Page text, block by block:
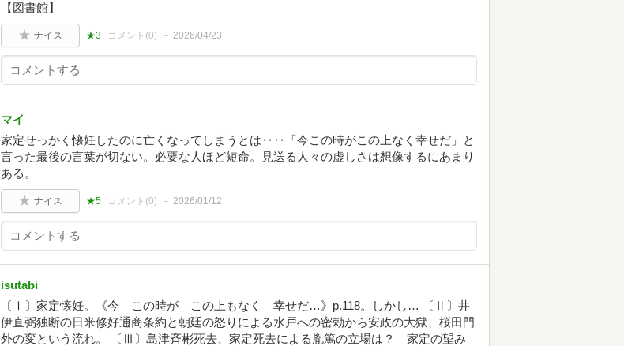
【図書館】
ナイス ★3 コメント(0) 2026/04/23
マイ
家定せっかく懐妊したのに亡くなってしまうとは‥‥「今この時がこの上なく幸せだ」と
言った最後の言葉が切ない。必要な人ほど短命。見送る人々の虚しさは想像するにあまり
ある。
ナイス ★5 コメント(0) 2026/01/12
isutabi
〔Ⅰ〕家定懐妊。《今 この時が この上もなく 幸せだ…》p.118。しかし… 〔Ⅱ〕井
伊直弼独断の日米修好通商条約と朝廷の怒りによる水戸への密勅から安政の大獄、桜田門
外の変という流れ。 〔Ⅲ〕島津斉彬死去、家定死去による胤篤の立場は？ 家定の望み